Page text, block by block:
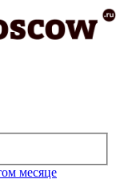
месяце